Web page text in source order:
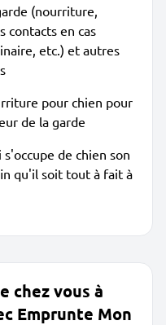
(nourriture,
contacts en cas
etc.) et autres
pour chien pour
de la garde
de chien son
qu'il soit tout à fait à
chez vous à
Emprunte Mon